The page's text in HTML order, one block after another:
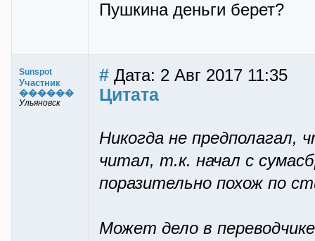
Пушкина деньги берет?
Sunspot
Участник
������
Ульяновск
# Дата: 2 Авг 2017 11:35
Цитата
Никогда не предполагал,
читал, т.к. начал с
поразительно похож по
Может дело в